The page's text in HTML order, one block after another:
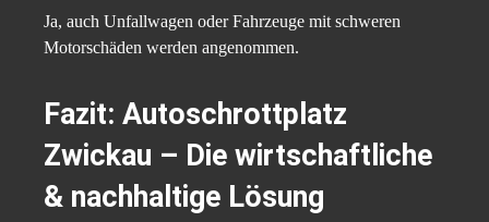
Ja, auch Unfallwagen oder Fahrzeuge mit schweren
Motorschäden werden angenommen.
Fazit: Autoschrottplatz
Zwickau – Die wirtschaftliche
& nachhaltige Lösung